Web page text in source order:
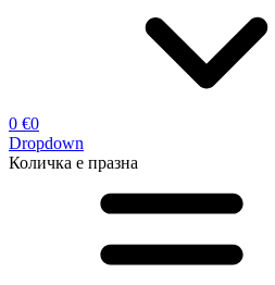
0 €0
Dropdown
Количка е празна